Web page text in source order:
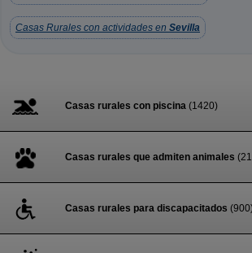
Casas Rurales con actividades en Sevilla
Casas rurales con piscina (1420)
Casas rurales que admiten animales
Casas rurales para discapacitados